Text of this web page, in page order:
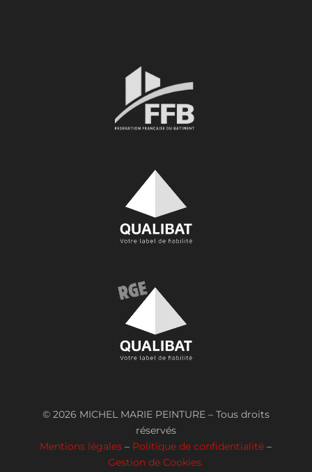
© 2026 MICHEL MARIE PEINTURE – Tous droits
réservés
Mentions légales – Politique de confidentialité –
Gestion de Cookies.